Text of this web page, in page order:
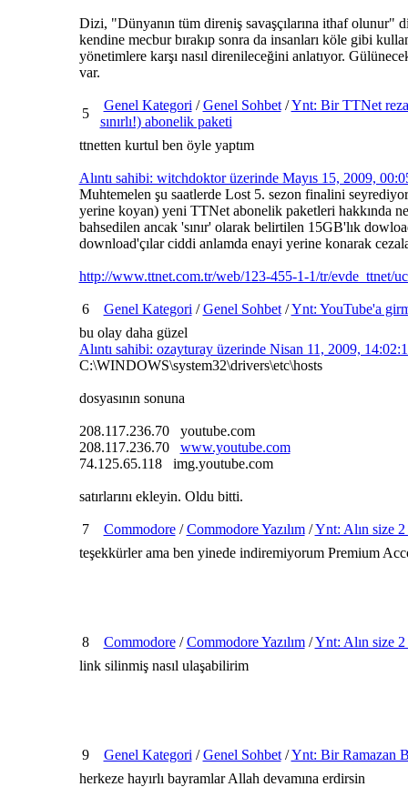
Dizi, "Dünyanın tüm direniş savaşçılarına ithaf olunur"
kendine mecbur bırakıp sonra da insanları köle gibi
yönetimlere karşı nasıl direnileceğini anlatıyor.
var.
5
Genel Kategori /Genel Sohbet/Ynt: Bir TTNet
sınırlı!) abonelik paketi
ttnetten kurtul ben öyle yaptım
Alıntı sahibi: witchdoktor üzerinde Mayıs 15, 2009,
Muhtemelen şu saatlerde Lost 5. sezon finalini
yerine koyan) yeni TTNet abonelik paketleri hakkında
bahsedilen ancak 'sınır' olarak belirtilen 15GB'lık
download'çılar ciddi anlamda enayi yerine konarak
http://www.ttnet.com.tr/web/123-455-1-1/tr/evde_ttnet/
6 Genel Kategori /Genel Sohbet/Ynt: YouTube'a
bu olay daha güzel
Alıntı sahibi: ozayturay üzerinde Nisan 11, 2009,
C:\WINDOWS\system32\drivers\etc\hosts
dosyasının sonuna
208.117.236.70 youtube.com
208.117.236.70 www.youtube.com
74.125.65.118 img.youtube.com
satırlarını ekleyin. Oldu bitti.
7 Commodore/Commodore Yazılım/Ynt: Alın size
teşekkürler ama ben yinede indiremiyorum Premium
8 Commodore/Commodore Yazılım/Ynt: Alın size
link silinmiş nasıl ulaşabilirim
9 Genel Kategori /Genel Sohbet/Ynt: Bir Ramazan
herkeze hayırlı bayramlar Allah devamına erdirsin